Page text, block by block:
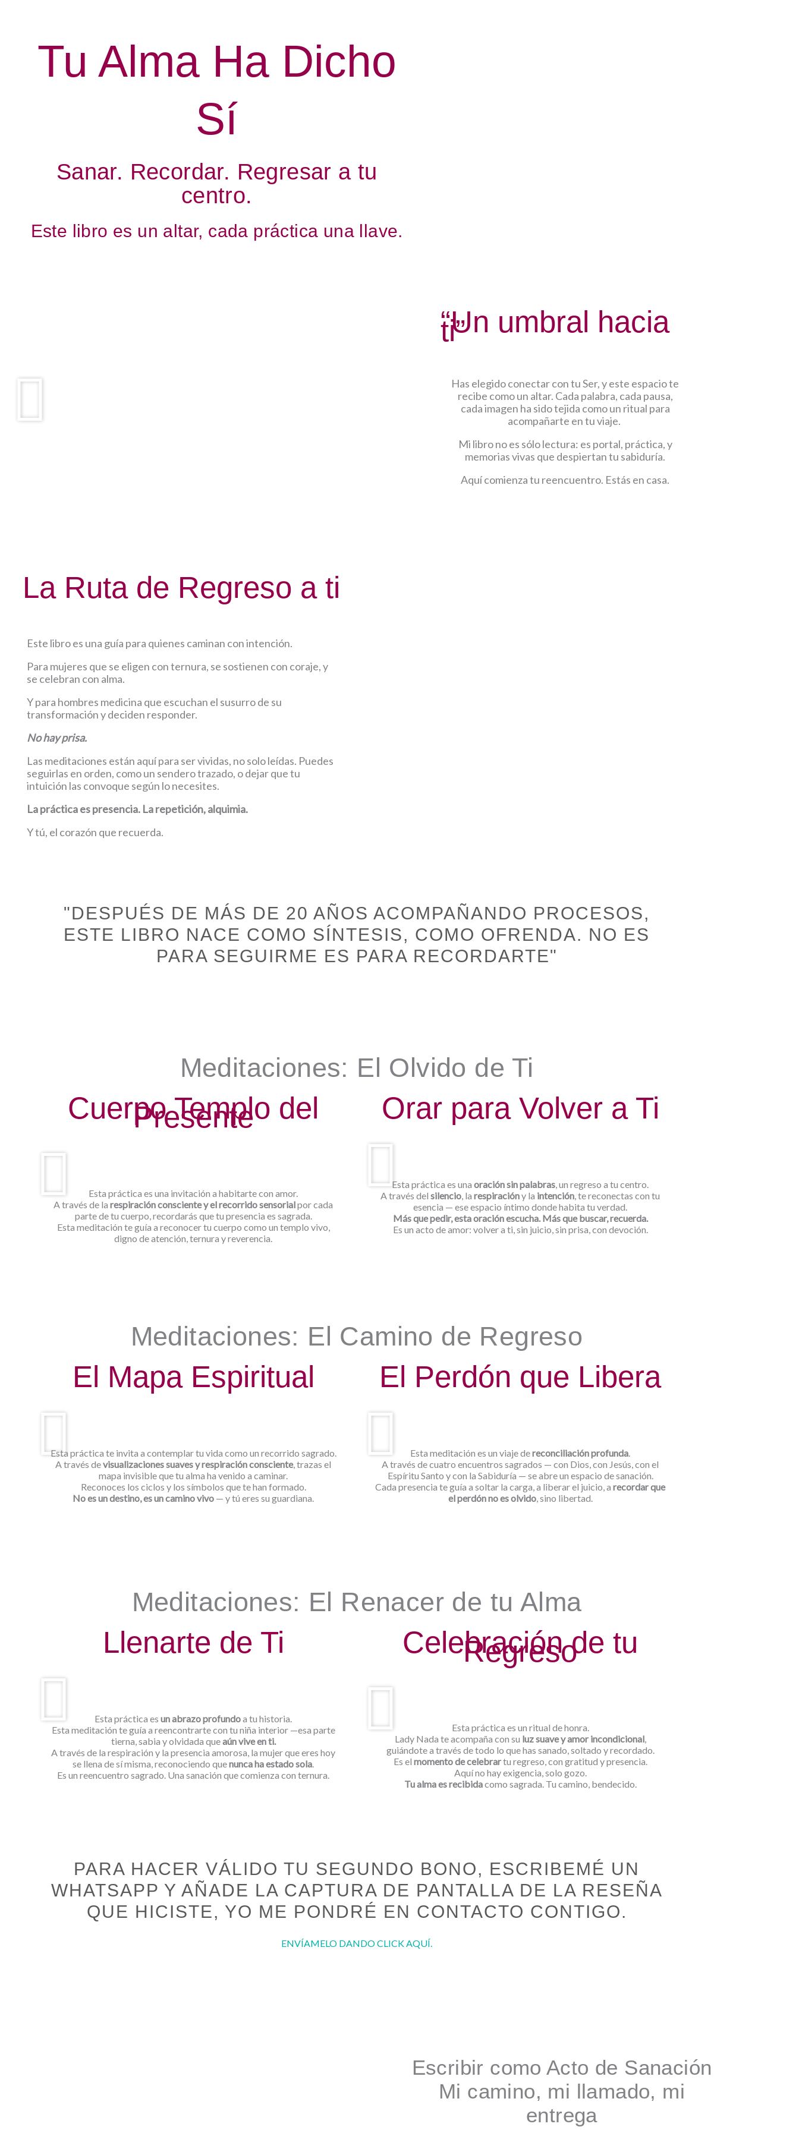
Tu Alma Ha Dicho
Sí
Sanar. Recordar. Regresar a tu
centro.
Este libro es un altar, cada práctica una llave.
“Un umbral hacia
ti”
Has elegido conectar con tu Ser, y este espacio te
recibe como un altar. Cada palabra, cada pausa,
cada imagen ha sido tejida como un ritual para
acompañarte en tu viaje.
Mi libro no es sólo lectura: es portal, práctica, y
memorias vivas que despiertan tu sabiduría.
Aquí comienza tu reencuentro. Estás en casa.
La Ruta de Regreso a ti
Este libro es una guía para quienes caminan con intención.
Para mujeres que se eligen con ternura, se sostienen con coraje, y
se celebran con alma.
Y para hombres medicina que escuchan el susurro de su
transformación y deciden responder.
No hay prisa.
Las meditaciones están aquí para ser vividas, no solo leídas. Puedes
seguirlas en orden, como un sendero trazado, o dejar que tu
intuición las convoque según lo necesites.
La práctica es presencia. La repetición, alquimia.
Y tú, el corazón que recuerda.
"DESPUÉS DE MÁS DE 20 AÑOS ACOMPAÑANDO PROCESOS,
ESTE LIBRO NACE COMO SÍNTESIS, COMO OFRENDA. NO ES
PARA SEGUIRME ES PARA RECORDARTE"
Meditaciones: El Olvido de Ti
Cuerpo Templo del
Presente
Esta práctica es una invitación a habitarte con amor.
A través de la respiración consciente y el recorrido sensorialpor cada
parte de tu cuerpo, recordarás que tu presencia es sagrada.
Esta meditación te guía a reconocer tu cuerpo como un templo vivo,
digno de atención, ternura y reverencia.
Orar para Volver a Ti
Esta práctica es una oración sin palabras, un regreso a tu centro.
A través del silencio, la respiracióny la intención, te reconectas con tu
esencia — ese espacio íntimo donde habita tu verdad.
Más que pedir, esta oración escucha. Más que buscar, recuerda.
Es un acto de amor: volver a ti, sin juicio, sin prisa, con devoción.
Meditaciones: El Camino de Regreso
El Mapa Espiritual
Esta práctica te invita a contemplar tu vida como un recorrido sagrado.
A través devisualizaciones suaves y respiración consciente, trazas el
mapa invisible que tu alma ha venido a caminar.
Reconoces los ciclos y los símbolos que te han formado.
No es un destino, es un camino vivo — y tú eres su guardiana.
El Perdón que Libera
Esta meditación es un viaje dereconciliación profunda.
A través de cuatro encuentros sagrados — con Dios, con Jesús, con el
Espíritu Santo y con la Sabiduría — se abre un espacio de sanación.
Cada presencia te guía a soltar la carga, a liberar el juicio, a recordar que
el perdón no es olvido, sino libertad.
Meditaciones: El Renacer de tu Alma
Llenarte de Ti
Esta práctica es un abrazo profundoa tu historia.
Esta meditación te guía a reencontrarte con tu niña interior —esa parte
tierna, sabia y olvidada queaún vive en ti.
A través de la respiración y la presencia amorosa, la mujer que eres hoy
se llena de sí misma, reconociendo quenunca ha estado sola.
Es un reencuentro sagrado. Una sanación que comienza con ternura.
Celebración de tu
Regreso
Esta práctica es un ritual de honra.
Lady Nada te acompaña con su luz suave y amor incondicional,
guiándote a través de todo lo que has sanado, soltado y recordado.
Es el momento de celebrartu regreso, con gratitud y presencia.
Aquí no hay exigencia, solo gozo.
Tu alma es recibidacomo sagrada. Tu camino, bendecido.
PARA HACER VÁLIDO TU SEGUNDO BONO, ESCRIBEMÉ UN
WHATSAPP Y AÑADE LA CAPTURA DE PANTALLA DE LA RESEÑA
QUE HICISTE, YO ME PONDRÉ EN CONTACTO CONTIGO.
ENVÍAMELO DANDO CLICK AQUÍ.
Escribir como Acto de Sanación
Mi camino, mi llamado, mi
entrega